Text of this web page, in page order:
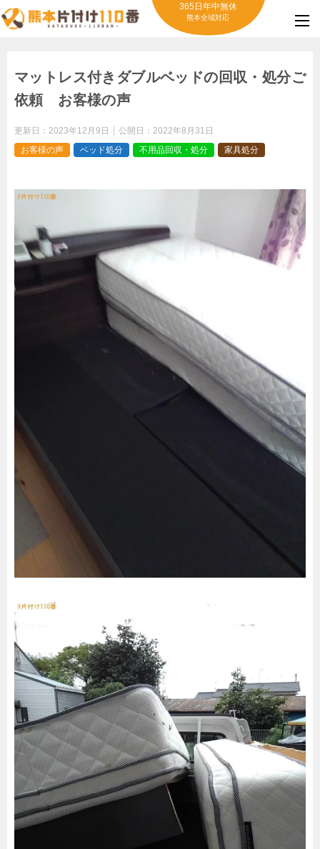
365日年中無休
熊本全域対応
マットレス付きダブルベッドの回収・処分ご
依頼 お客様の声
更新日： 2023年12月9日 公開日： 2022年8月31日
お客様の声
ベッド処分 不用品回収・処分 家具処分